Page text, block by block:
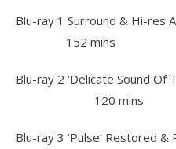
Blu-ray 1 Surround &
152 mins
Blu-ray 2 ‘Delicate Sound Of
120 mins
Blu-ray 3 ‘Pulse’ Restored &